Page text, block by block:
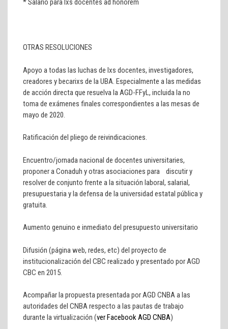
* Salario para lxs docentes ad honorem
OTRAS RESOLUCIONES
Apoyo a todas las luchas de lxs docentes, investigadores,
creadores y becarixs de la UBA. Especialmente a las medidas
de acción directa que resuelva la AGD-FFyL, incluida la no
toma de exámenes finales correspondientes a las mesas de
mayo de 2020.
Ratificación del pliego de reivindicaciones.
Encuentro/jornada nacional de docentes universitaries,
proponer a Conaduh y otras asociaciones para discutir y
resolver de conjunto frente a la situación laboral, salarial,
presupuestaria y la defensa de la universidad estatal pública y
gratuita.
Aumento genuino e inmediato del presupuesto universitario
Difusión (página web, redes, etc) del proyecto de
institucionalización del CBC realizado y presentado por AGD
CBC en 2015.
Acompañar la propuesta presentada por AGD CNBA a las
autoridades del CNBA respecto a las pautas de trabajo
durante la virtualización (ver Facebook AGD CNBA)